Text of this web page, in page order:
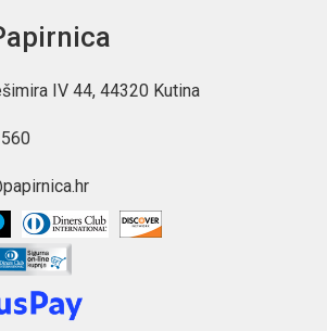
IV 44, 44320 Kutina